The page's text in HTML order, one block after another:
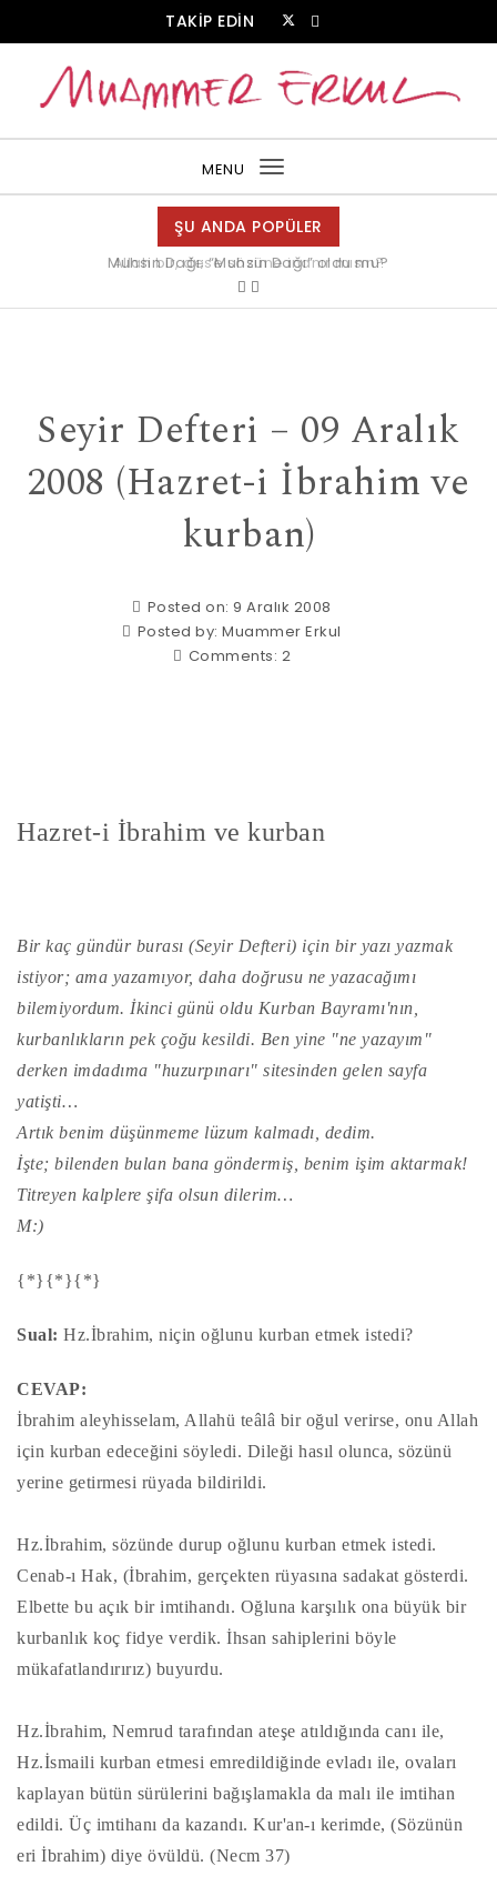
TAKİP EDİN
MENU
Toggle
navigation
ŞU ANDA POPÜLER
Allah bir, dese sözüne inanır mısın?
Seyir Defteri – 09 Aralık
2008 (Hazret-i İbrahim ve
kurban)
Posted on: 9 Aralık 2008
Posted by:Muammer Erkul
Comments: 2
Hazret-i İbrahim ve kurban
Bir kaç gündür burası (Seyir Defteri) için bir yazı yazmak
istiyor; ama yazamıyor, daha doğrusu ne yazacağımı
bilemiyordum. İkinci günü oldu Kurban Bayramı'nın,
kurbanlıkların pek çoğu kesildi. Ben yine "ne yazayım"
derken imdadıma "huzurpınarı" sitesinden gelen sayfa
yatişti…
Artık benim düşünmeme lüzum kalmadı, dedim.
İşte; bilenden bulan bana göndermiş, benim işim aktarmak!
Titreyen kalplere şifa olsun dilerim…
M:)
{*}{*}{*}
Sual: Hz.İbrahim, niçin oğlunu kurban etmek istedi?
CEVAP:
İbrahim aleyhisselam, Allahü teâlâ bir oğul verirse, onu Allah
için kurban edeceğini söyledi. Dileği hasıl olunca, sözünü
yerine getirmesi rüyada bildirildi.
Hz.İbrahim, sözünde durup oğlunu kurban etmek istedi.
Cenab-ı Hak, (İbrahim, gerçekten rüyasına sadakat gösterdi.
Elbette bu açık bir imtihandı. Oğluna karşılık ona büyük bir
kurbanlık koç fidye verdik. İhsan sahiplerini böyle
mükafatlandırırız) buyurdu.
Hz.İbrahim, Nemrud tarafından ateşe atıldığında canı ile,
Hz.İsmaili kurban etmesi emredildiğinde evladı ile, ovaları
kaplayan bütün sürülerini bağışlamakla da malı ile imtihan
edildi. Üç imtihanı da kazandı. Kur'an-ı kerimde, (Sözünün
eri İbrahim) diye övüldü. (Necm 37)